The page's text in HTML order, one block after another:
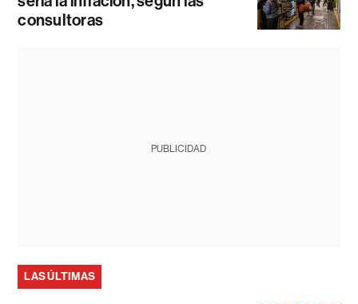
consultoras
PUBLICIDAD
LAS ÚLTIMAS